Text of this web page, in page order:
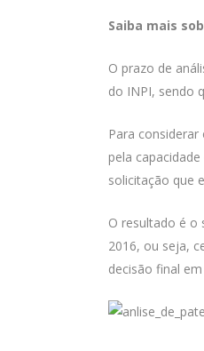
Saiba mais
O prazo de
do INPI, sendo
Para
pela
solicitação que
O resultado é o
2016, ou seja,
decisão final